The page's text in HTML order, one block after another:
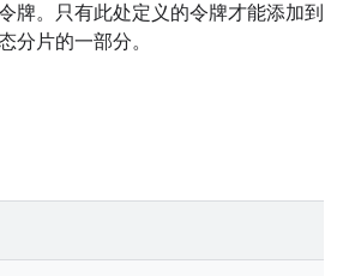
牌。只有此处定义的令牌才能添加到
分片的一部分。